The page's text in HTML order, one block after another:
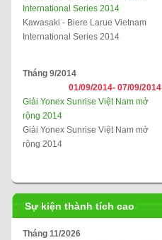
International Series 2014
Kawasaki - Biere Larue Vietnam
International Series 2014
Tháng 9/2014
01/09/2014- 07/09/2014
Giải Yonex Sunrise Việt Nam mở
rộng 2014
Giải Yonex Sunrise Việt Nam mở
rộng 2014
Sự kiện thành tích cao
Tháng 11/2026